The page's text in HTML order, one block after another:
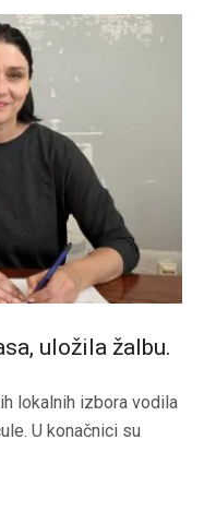
uložila žalbu.
lokalnih izbora vodila
U konačnici su